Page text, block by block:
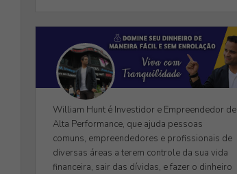
William Hunt é Investidor e Empreendedor de
Alta Performance, que ajuda pessoas
comuns, empreendedores e profissionais de
diversas áreas a terem controle da sua vida
financeira, sair das dívidas, e fazer o dinheiro